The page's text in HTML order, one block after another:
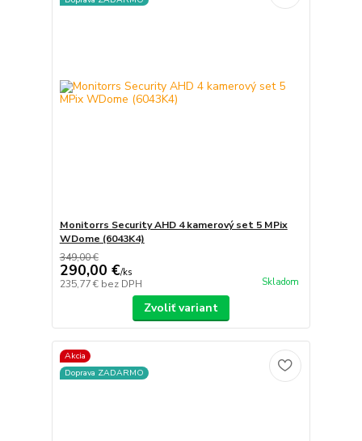
Monitorrs Security AHD 4 kamerový set 5 MPix
WDome (6043K4)
349,00 €
290,00 €/ks
235,77 € bez DPH Skladom
Zvoliť variant
Akcia
Doprava ZADARMO